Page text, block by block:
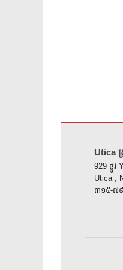
Utica
929 ផ្លូវ
Utica ,
៣១៥-៧